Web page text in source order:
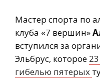
Мастер спорта по
клуба «7 вершин»
вступился за
Эльбрус, которое
гибелью пятерых